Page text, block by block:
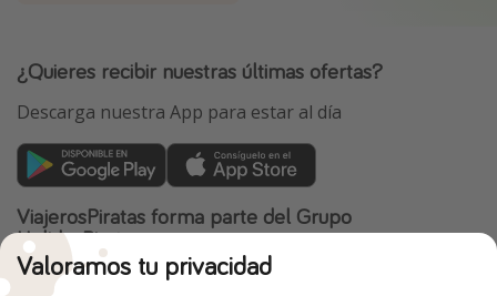
¿Quieres recibir nuestras últimas ofertas?
Descarga nuestra App para estar al día
ViajerosPiratas forma parte del Grupo
HolidayPirates
Nuestros mercados
Valoramos tu privacidad